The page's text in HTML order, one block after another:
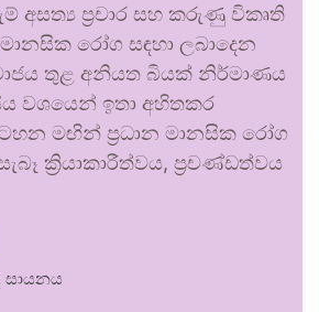
අසත්‍ය ප්‍රචාර සහ කරුණු විකෘති
රෝග සඳහා ලබාදෙන
තුළ අනියත බියක් නිර්මාණය
වශයෙන් ඉතා අහිතකර
මඟින් ප්‍රධාන මානසික රෝග
ක්‍රියාකාරීත්වය, ප්‍රචණ්ඩත්වය
සායනය